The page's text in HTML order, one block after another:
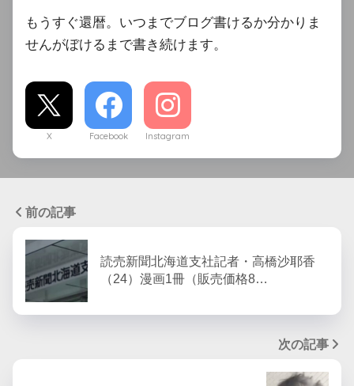
もうすぐ還暦。いつまでブログ書けるか分かりま
せんがぼけるまで書き続けます。
X Facebook Instagram
前の記事
読売新聞北海道支社記者・高橋沙耶香
（24）漫画1冊（販売価格8…
次の記事